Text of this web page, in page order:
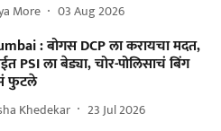
More 03 Aug 2026
: बोगस DCP ला करायचा मदत,
PSI ला बेड्या, चोर-पोलिसाचं बिंग
फुटले
Khedekar 23 Jul 2026